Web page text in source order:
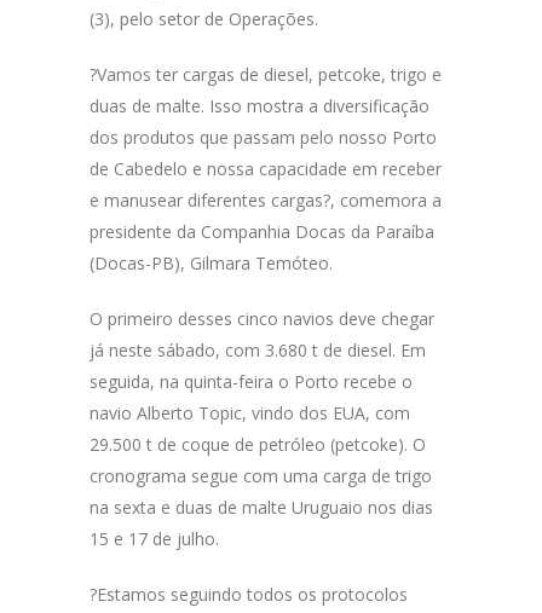
(3), pelo setor de Operações.
?Vamos ter cargas de diesel, petcoke, trigo e
duas de malte. Isso mostra a diversificação
dos produtos que passam pelo nosso Porto
de Cabedelo e nossa capacidade em receber
e manusear diferentes cargas?, comemora a
presidente da Companhia Docas da Paraíba
(Docas-PB), Gilmara Temóteo.
O primeiro desses cinco navios deve chegar
já neste sábado, com 3.680 t de diesel. Em
seguida, na quinta-feira o Porto recebe o
navio Alberto Topic, vindo dos EUA, com
29.500 t de coque de petróleo (petcoke). O
cronograma segue com uma carga de trigo
na sexta e duas de malte Uruguaio nos dias
15 e 17 de julho.
?Estamos seguindo todos os protocolos